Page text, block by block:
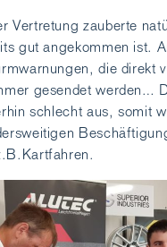
Vertretung zauberte
gut angekommen ist.
die direkt
gesendet werden…
schlecht aus, somit